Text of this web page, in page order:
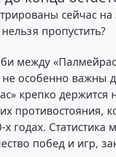
сейчас
пропустить?
между
не особенно важны
крепко
противостояния,
годах. Статистика
побед и игр,